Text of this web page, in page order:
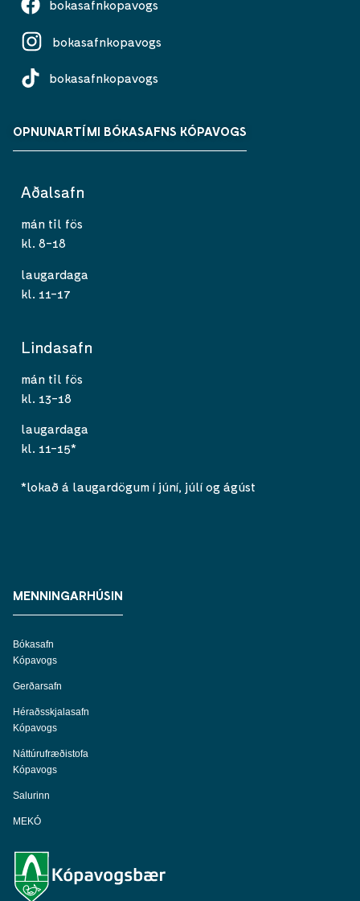
bokasafnkopavogs
bokasafnkopavogs
bokasafnkopavogs
OPNUNARTÍMI BÓKASAFNS KÓPAVOGS
Aðalsafn
mán til fös
kl. 8-18
laugardaga
kl. 11-17
Lindasafn
mán til fös
kl. 13-18
laugardaga
kl. 11-15*
*lokað á laugardögum í júní, júlí og ágúst
MENNINGARHÚSIN
Bókasafn
Kópavogs
Gerðarsafn
Héraðsskjalasafn
Kópavogs
Náttúrufræðistofa
Kópavogs
Salurinn
MEKÓ